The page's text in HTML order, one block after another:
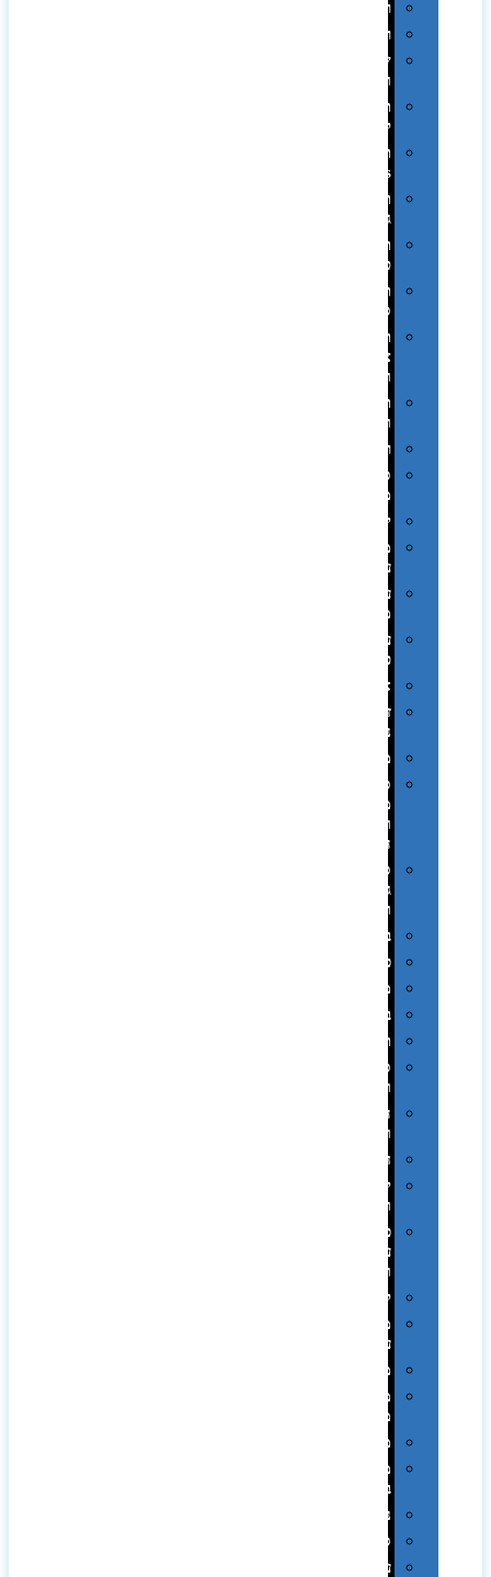
רטרו
רכב
שעונים
ומסגרות
תיקים
לכנסים
תיקי
Swiss
תיקי
תיקי
טיולים
תיקי
ספורט
תיקי
ומכתביות
תערוכות
וכנסים
רמקולים
סוכריות
ממותגות
יודאיקה
מארזי
עטים
עטי
מתכת
עטי
פלסטיק
אוזניות
זכרונות
ניידים
מפצלים
סביבת
מחשב
וציוד
היקפי
סוללות
גיבוי
ומטענים
ביגוד
כובעים
מגבות
בקבוקים
תרמי
ספלים
וכוסות
הוקרה
ואומנות
חגים
יין
ומארזים
כלי
עבודה
ופנסים
למטבח
מוצרי
עור
מחברות
מחזיקי
מפתחות
משחקים
מתנה
בפחית
נסיעות
ספורט
על